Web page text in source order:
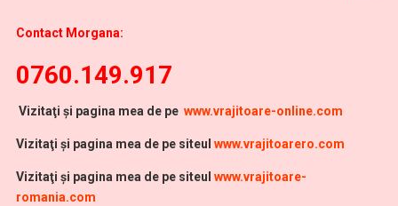
Contact Morgana:
0760.149.917
Vizitaţi şi pagina mea de pe www.vrajitoare-online.com
Vizitaţi şi pagina mea de pe siteul www.vrajitoarero.com
Vizitaţi şi pagina mea de pe siteul www.vrajitoare-
romania.com